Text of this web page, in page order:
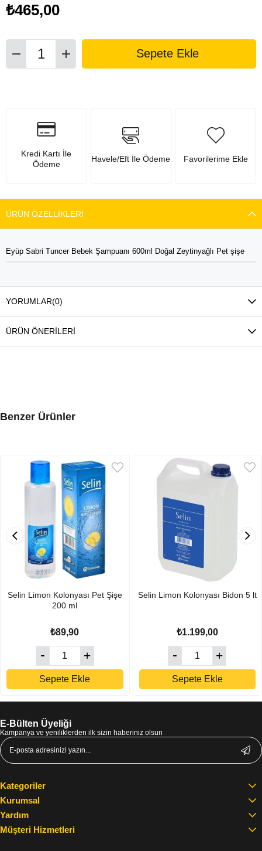
₺465,00
Kredi Kartı İle
Ödeme
Havele/Eft İle Ödeme Favorilerime Ekle
ÜRÜN ÖZELLIKLERI
Eyüp Sabri Tuncer Bebek Şampuanı 600ml Doğal Zeytinyağlı Pet şişe
YORUMLAR(0)
ÜRÜN ÖNERILERI
Benzer Ürünler
Selin Limon Kolonyası Pet Şişe
200 ml
₺89,90
Sepete Ekle
Selin Limon Kolonyası Bidon 5 lt
₺1.199,00
Sepete Ekle
E-Bülten Üyeliği
Kampanya ve yeniliklerden ilk sizin haberiniz olsun
Kategoriler
Kurumsal
Yardım
Müşteri Hizmetleri